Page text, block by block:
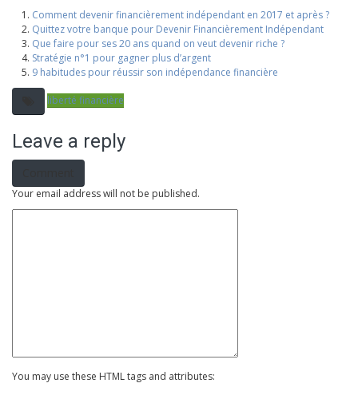
Comment devenir financièrement indépendant en 2017 et après ?
Quittez votre banque pour Devenir Financièrement Indépendant
Que faire pour ses 20 ans quand on veut devenir riche ?
Stratégie n°1 pour gagner plus d’argent
9 habitudes pour réussir son indépendance financière
liberté financière
Leave a reply
Your email address will not be published.
You may use these HTML tags and attributes: